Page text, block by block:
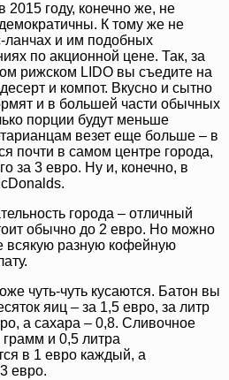
году, конечно же, не
К тому же не
ланчах и им подобных
по акционной цене. Так, за
рижском LIDO вы съедите на
и компот. Вкусно и сытно
и в большей части обычных
порции будут меньше
везет еще больше – в
почти в самом центре города,
за 3 евро. Ну и, конечно, в
города – отличный
обычно до 2 евро. Но можно
всякую разную кофейную
чуть-чуть кусаются. Батон вы
яиц – за 1,5 евро, за литр
а сахара – 0,8. Сливочное
и 0,5 литра
в 1 евро каждый, а
евро.